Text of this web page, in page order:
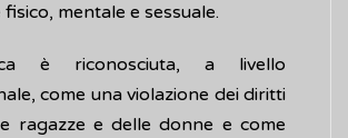
mentale e sessuale.
è riconosciuta, a livello
come una violazione dei diritti
ragazze e delle donne e come